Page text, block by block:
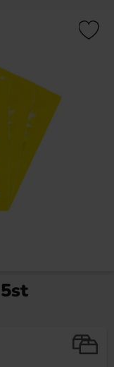
×
Korv med bröd 150g